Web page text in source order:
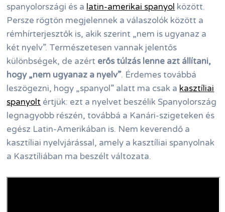
spanyolországi és a latin-amerikai spanyol között.
Persze rögtön megjelennek a válaszolók között a
rémhírterjesztők is, akik szerint „nem is ugyanaz a
két nyelv”. Természetesen vannak jelentős
különbségek, de azért erős túlzás lenne azt állítani,
hogy „nem ugyanaz a nyelv”. Érdemes továbbá
leszögezni, hogy „spanyol” alatt ma csak a kasztíliai
spanyolt értjük: ezt a nyelvet beszélik Spanyolország
legnagyobb részén, továbbá a Kanári-szigeteken és
egész Latin-Amerikában is. Nem keverendő a
kasztíliai nyelvjárással, amely a kasztíliai spanyolnak
a Kasztíliában ma beszélt változata.